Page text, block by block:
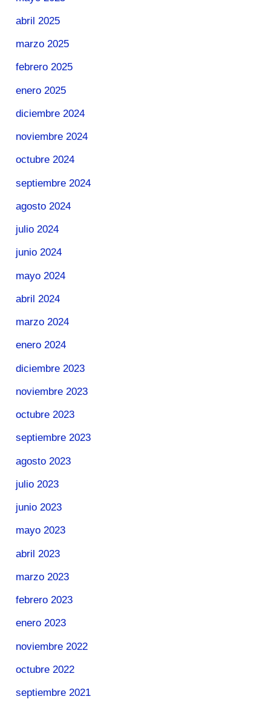
abril 2025
marzo 2025
febrero 2025
enero 2025
diciembre 2024
noviembre 2024
octubre 2024
septiembre 2024
agosto 2024
julio 2024
junio 2024
mayo 2024
abril 2024
marzo 2024
enero 2024
diciembre 2023
noviembre 2023
octubre 2023
septiembre 2023
agosto 2023
julio 2023
junio 2023
mayo 2023
abril 2023
marzo 2023
febrero 2023
enero 2023
noviembre 2022
octubre 2022
septiembre 2021